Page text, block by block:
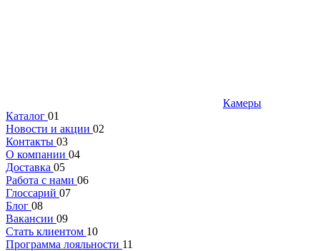
Камеры
Каталог 01
Новости и акции 02
Контакты 03
О компании 04
Доставка 05
Работа с нами 06
Глоссарий 07
Блог 08
Вакансии 09
Стать клиентом 10
Программа лояльности 11